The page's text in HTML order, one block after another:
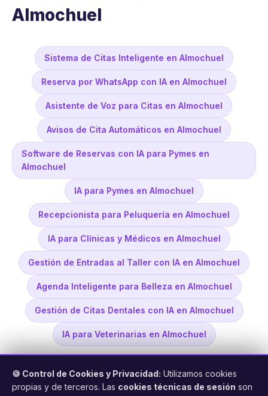
Almochuel
Sistema de Citas Inteligente en Almochuel
Reserva por WhatsApp con IA en Almochuel
Asistente de Voz para Citas en Almochuel
Avisos de Cita Automáticos en Almochuel
Software de Reservas con IA para Pymes en
Almochuel
IA para Pymes en Almochuel
Recepcionista para Peluquería en Almochuel
IA para Clínicas y Médicos en Almochuel
Gestión de Entradas al Taller con IA en Almochuel
Agenda Inteligente para Belleza en Almochuel
Gestión de Citas Dentales con IA en Almochuel
IA para Veterinarias en Almochuel
🍪 Control de Cookies y Privacidad: Utilizamos cookies
propias y de terceros. Las cookies técnicas de sesión son